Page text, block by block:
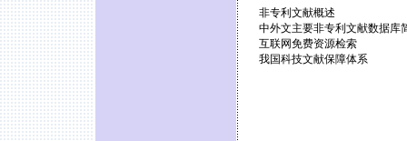
非专利文献概述
中外文主要非专利文献数据库
互联网免费资源检索
我国科技文献保障体系